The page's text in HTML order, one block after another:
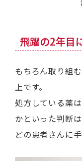
飛躍の2年目
もちろん取り組
上です。
処方している薬
かといった判断
どの患者さんに